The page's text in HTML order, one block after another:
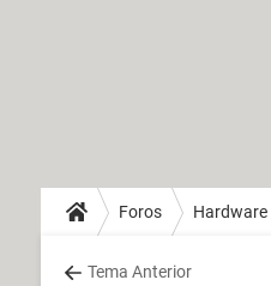
Foros Hardware
Tema Anterior